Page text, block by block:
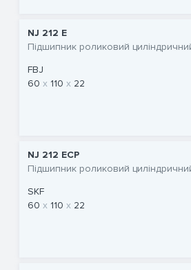
NJ 212 E
Підшипник роликовий
FBJ
60
110 22
NJ 212 ECP
Підшипник роликовий
SKF
60
110 22